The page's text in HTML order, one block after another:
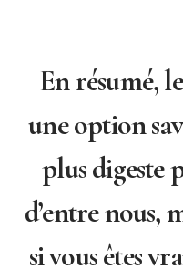
En résumé,
une option
plus digeste
d’entre nous,
si vous êtes